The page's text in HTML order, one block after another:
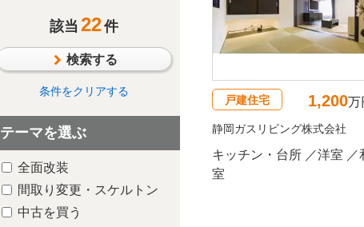
その他該当 22件
検索する
条件をクリアする
テーマを選ぶ
全面改装
間取り変更・スケルトン
中古を買う
戸建住宅 1,200万
静岡ガスリビング株式会社
キッチン・台所 ／洋室 ／
室